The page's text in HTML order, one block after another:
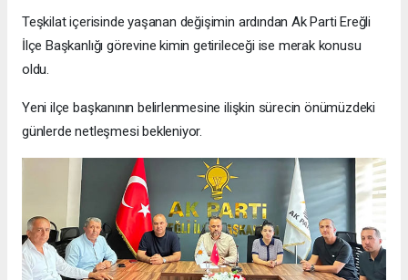
Teşkilat içerisinde yaşanan değişimin ardından Ak Parti Ereğli
İlçe Başkanlığı görevine kimin getirileceği ise merak konusu
oldu.
Yeni ilçe başkanının belirlenmesine ilişkin sürecin önümüzdeki
günlerde netleşmesi bekleniyor.